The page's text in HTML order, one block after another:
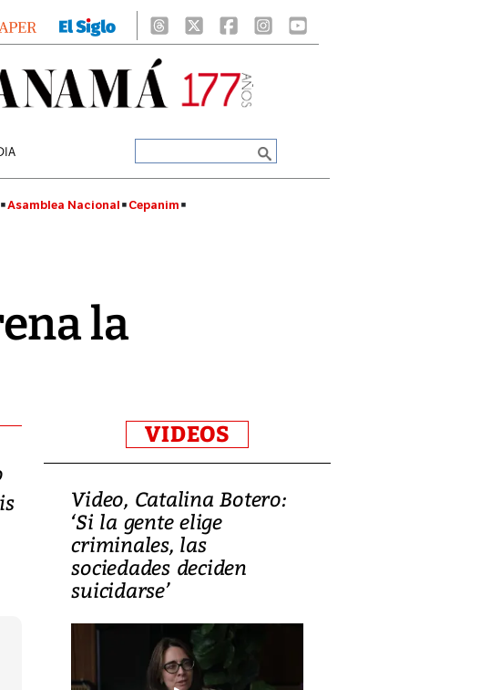
Asamblea Nacional Cepanim
la
VIDEOS
Video, Catalina Botero:
‘Si la gente elige
criminales, las
sociedades deciden
suicidarse’